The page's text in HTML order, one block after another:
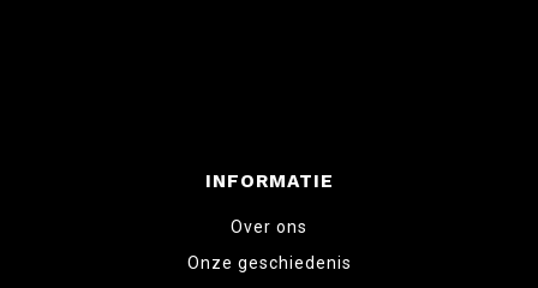
INFORMATIE
Over ons
Onze geschiedenis